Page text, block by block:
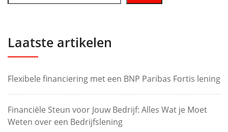
Laatste artikelen
Flexibele financiering met een BNP Paribas Fortis lening
Financiële Steun voor Jouw Bedrijf: Alles Wat je Moet
Weten over een Bedrijfslening